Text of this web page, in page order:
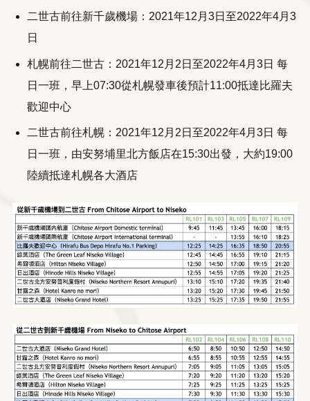
二世古前往新千歲機場：2021年12月3日至2022年4月3
日
札幌前往二世古：2021年12月2日至2022年4月3日 每
日一班，早上07:30從札幌發車後預計11:00抵達比羅夫
歡迎中心
二世古前往札幌：2021年12月2日至2022年4月3日 每
日一班，由安努埔里北方飯店在15:30出發，大約19:00
陸續抵達札幌各大酒店